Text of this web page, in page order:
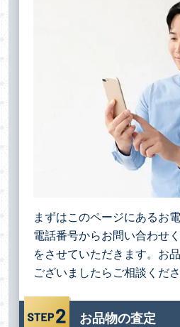
まずはこのページにあるお
電話番号からお問い合わせ
をさせていただきます。お
ございましたらご相談くださ
お品物の査定